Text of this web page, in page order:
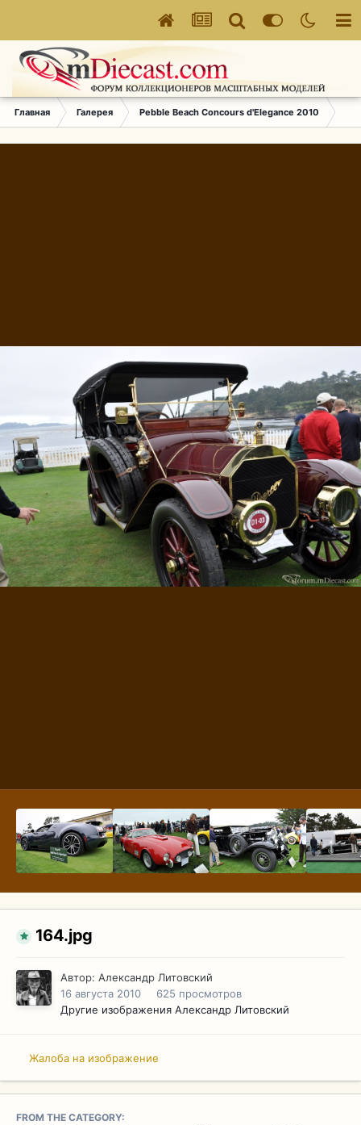
Главная Галерея Pebble Beach Concours d'Elegance 2010
164.jpg
Автор: Александр Литовский
16 августа 2010
625 просмотров
Другие изображения Александр Литовский
Жалоба на изображение
FROM THE CATEGORY: